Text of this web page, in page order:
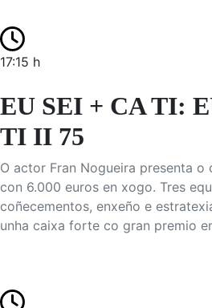
17:15 h
EU SEI + CA TI:
TI II 75
O actor Fran Nogueira presenta o
con 6.000 euros en xogo. Tres
coñecementos, enxeño e
unha caixa forte co gran premio